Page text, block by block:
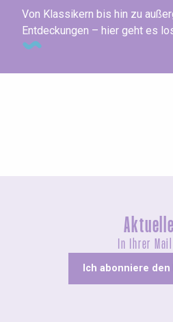
Von Klassikern bis hin zu
Entdeckungen – hier geht es
In Ihrer
Ich abonniere